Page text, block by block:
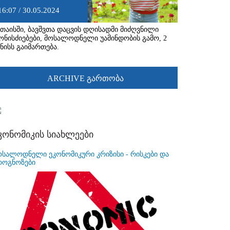
/ 30.05.2024
ბავშვთა დაცვის დღისადმი მიძღვნილი
მოსალოდნელი უამინდობის გამო, 2
გაიმართება.
ARCHIVE გართობა
სიახლეები
ეკონომიკური კრიზისი - რისკები და